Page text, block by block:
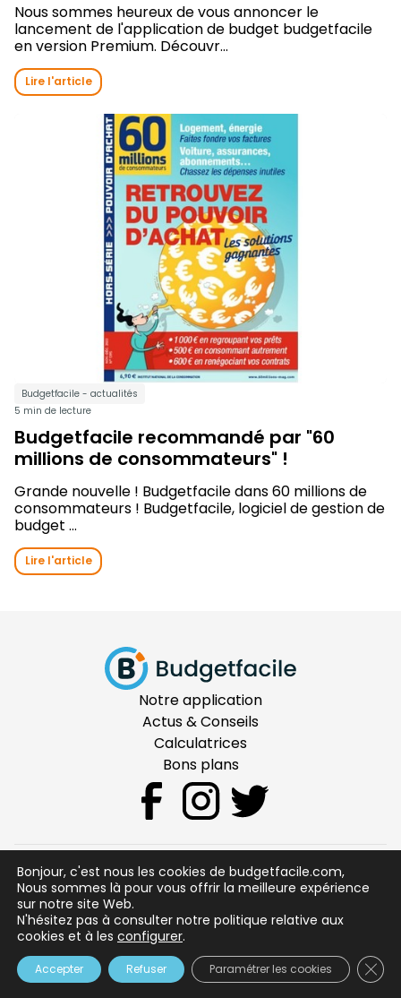
Nous sommes heureux de vous annoncer le
lancement de l'application de budget budgetfacile
en version Premium. Découvr...
Lire l'article
Budgetfacile - actualités
5 min de lecture
Budgetfacile recommandé par "60
millions de consommateurs" !
Grande nouvelle ! Budgetfacile dans 60 millions de
consommateurs ! Budgetfacile, logiciel de gestion de
budget ...
Lire l'article
Notre application
Actus & Conseils
Calculatrices
Bons plans
CGU
Mentions Légales
Sécurité
Qui sommes nous ?
Contactez nous
Bonjour, c'est nous les cookies de budgetfacile.com,
Nous sommes là pour vous offrir la meilleure expérience
sur notre site Web.
N'hésitez pas à consulter notre politique relative aux
cookies et à les configurer.
Accepter Refuser Paramétrer les cookies